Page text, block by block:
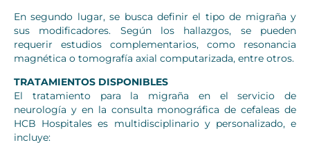
En segundo lugar, se busca definir el tipo de migraña y
sus modificadores. Según los hallazgos, se pueden
requerir estudios complementarios, como resonancia
magnética o tomografía axial computarizada, entre otros.
TRATAMIENTOS DISPONIBLES
El tratamiento para la migraña en el servicio de
neurología y en la consulta monográfica de cefaleas de
HCB Hospitales es multidisciplinario y personalizado, e
incluye: